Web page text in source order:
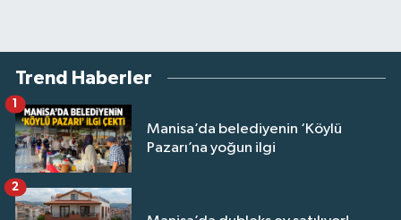
Trend Haberler
Manisa’da belediyenin ‘Köylü
Pazarı’na yoğun ilgi
1
2